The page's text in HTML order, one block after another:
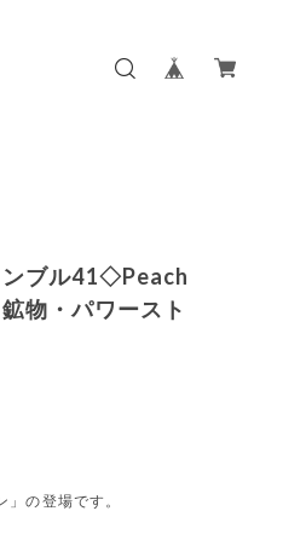
ンブル41◇Peach
物・パワースト
の登場です。